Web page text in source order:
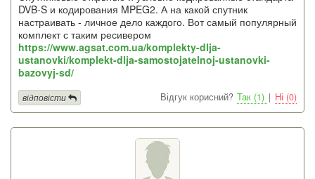
DVB-S и кодирования MPEG2. А на какой спутник
настраивать - личное дело каждого. Вот самый популярный
комплект с таким ресивером
https://www.agsat.com.ua/komplekty-dlja-
ustanovki/komplekt-dlja-samostojatelnoj-ustanovki-
bazovyj-sd/
Відгук корисний? Так (1) | Ні (0)
відповісти